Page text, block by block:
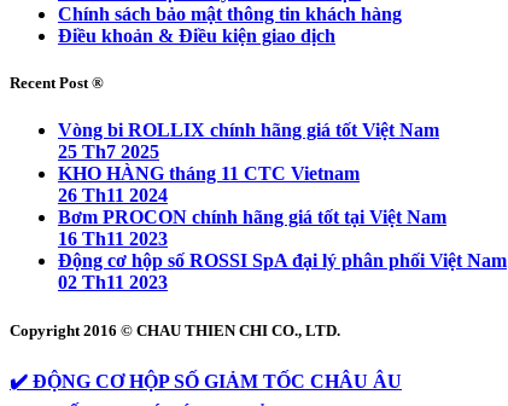
Chính sách bảo mật thông tin khách hàng
Điều khoản & Điều kiện giao dịch
Recent Post ®
Vòng bi ROLLIX chính hãng giá tốt Việt Nam
25 Th7 2025
KHO HÀNG tháng 11 CTC Vietnam
26 Th11 2024
Bơm PROCON chính hãng giá tốt tại Việt Nam
16 Th11 2023
Động cơ hộp số ROSSI SpA đại lý phân phối Việt Nam
02 Th11 2023
Copyright 2016 © CHAU THIEN CHI CO., LTD.
✔️ ĐỘNG CƠ HỘP SỐ GIẢM TỐC CHÂU ÂU